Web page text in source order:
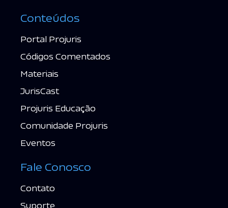
Conteúdos
Portal Projuris
Códigos Comentados
Materiais
JurisCast
Projuris Educação
Comunidade Projuris
Eventos
Fale Conosco
Contato
Suporte